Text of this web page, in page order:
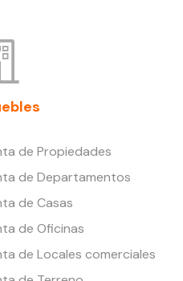
de Propiedades
de Departamentos
de Casas
de Oficinas
de Locales comerciales